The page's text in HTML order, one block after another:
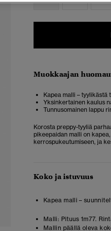
Muokkaajan
Kapea malli – tyylikästä
Yksinkertainen kaulus
Tunnusomainen lappu
Korosta preppy-tyyliä
pikeepaidan malli on
kerrospukeutumiseen, ja
Koko ja istuvuus
Kapea malli –
Malli: Pituus 1m77.
Mallin päällä oleva